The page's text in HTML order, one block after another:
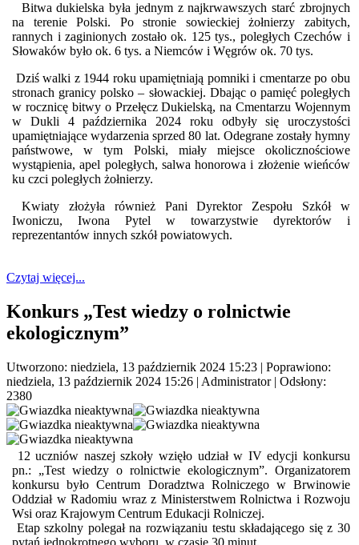
Bitwa dukielska była jednym z najkrwawszych starć zbrojnych
na terenie Polski. Po stronie sowieckiej żołnierzy zabitych,
rannych i zaginionych zostało ok. 125 tys., poległych Czechów i
Słowaków było ok. 6 tys. a Niemców i Węgrów ok. 70 tys.
Dziś walki z 1944 roku upamiętniają pomniki i cmentarze po obu
stronach granicy polsko – słowackiej. Dbając o pamięć poległych
w rocznicę bitwy o Przełęcz Dukielską, na Cmentarzu Wojennym
w Dukli 4 października 2024 roku odbyły się uroczystości
upamiętniające wydarzenia sprzed 80 lat. Odegrane zostały hymny
państwowe, w tym Polski, miały miejsce okolicznościowe
wystąpienia, apel poległych, salwa honorowa i złożenie wieńców
ku czci poległych żołnierzy.
Kwiaty złożyła również Pani Dyrektor Zespołu Szkół w
Iwoniczu, Iwona Pytel w towarzystwie dyrektorów i
reprezentantów innych szkół powiatowych.
Czytaj więcej...
Konkurs „Test wiedzy o rolnictwie
ekologicznym”
Utworzono: niedziela, 13 październik 2024 15:23 | Poprawiono:
niedziela, 13 październik 2024 15:26 | Administrator| Odsłony:
2380
12 uczniów naszej szkoły wzięło udział w IV edycji konkursu
pn.: „Test wiedzy o rolnictwie ekologicznym”. Organizatorem
konkursu było Centrum Doradztwa Rolniczego w Brwinowie
Oddział w Radomiu wraz z Ministerstwem Rolnictwa i Rozwoju
Wsi oraz Krajowym Centrum Edukacji Rolniczej.
Etap szkolny polegał na rozwiązaniu testu składającego się z 30
pytań jednokrotnego wyboru, w czasie 30 minut.